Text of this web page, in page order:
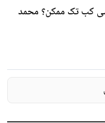
کب تک ممکن؟ محمد